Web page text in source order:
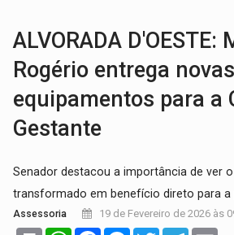
ALVORADA D'OESTE:
Rogério entrega
equipamentos para a
Gestante
Senador destacou a importância de ver
transformado em benefício direto para a
Assessoria 19 de Fevereiro de 2026 às